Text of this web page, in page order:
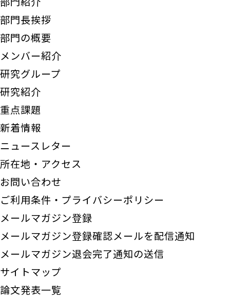
部門長挨拶
部門の概要
メンバー紹介
研究グループ
研究紹介
重点課題
新着情報
ニュースレター
所在地・アクセス
お問い合わせ
ご利用条件・プライバシーポリシー
メールマガジン登録
メールマガジン登録確認メールを配信通知
メールマガジン退会完了通知の送信
サイトマップ
論文発表一覧